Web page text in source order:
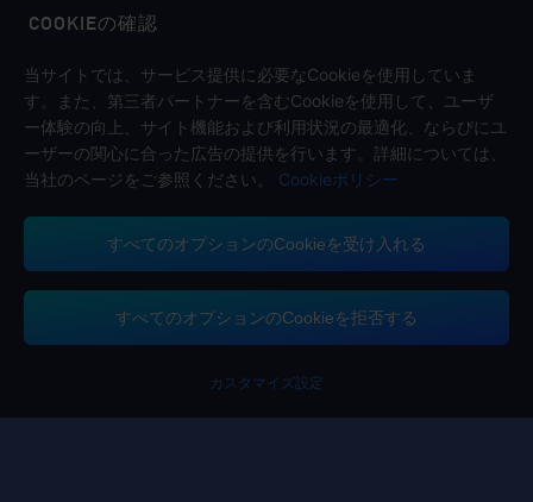
COOKIEの確認
当サイトでは、サービス提供に必要なCookieを使用していま
す。また、第三者パートナーを含むCookieを使用して、ユーザ
ー体験の向上、サイト機能および利用状況の最適化、ならびにユ
ーザーの関心に合った広告の提供を行います。詳細については、
当社のページをご参照ください。 Cookieポリシー
すべてのオプションのCookieを受け入れる
すべてのオプションのCookieを拒否する
カスタマイズ設定
お手伝いが必要な場合は「カスタマーサービス」をクリックして、お問い合